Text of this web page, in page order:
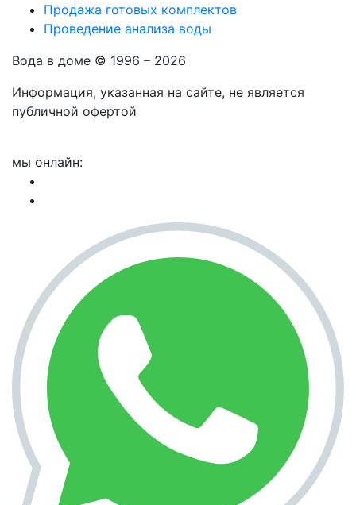
Продажа готовых комплектов
Проведение анализа воды
Вода в доме © 1996 – 2026
Информация, указанная на сайте, не является
публичной офертой
мы онлайн: